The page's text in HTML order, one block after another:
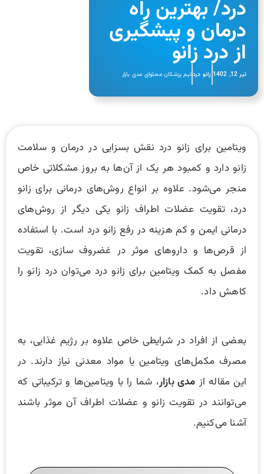
درد/ بهترین راه
درمان و پیشگیری
از درد زانو
تیر 12, 1402 زانو دردتیم پزشکان محتوای مدی بازار
ویتامین برای زانو درد نقش بسزایی در درمان و سلامت
زانو دارد و کمبود هر یک از آن‌ها به بروز مشکلاتی خاص
منجر می‌شود. علاوه بر انواع روش‌های درمانی برای زانو
درد، تقویت عضلات اطراف زانو یکی دیگر از روش‌های
درمانی ایمن و کم هزینه در رفع زانو درد است. با استفاده
از قرص‌ها و دارو‌های موثر در غضروف سازی، تقویت
مفصل به کمک ویتامین برای زانو درد می‌توان درد زانو را
کاهش داد.
بعضی از افراد در شرایطی خاص علاوه بر رژیم غذایی، به
مصرف مکمل‌های ویتامین یا مواد معدنی نیاز دارند. در
این مقاله از مدی بازار، شما را با ویتامین‌ها و ترکیباتی که
می‌توانند در تقویت زانو و عضلات اطراف آن موثر باشند
آشنا می‌کنیم.